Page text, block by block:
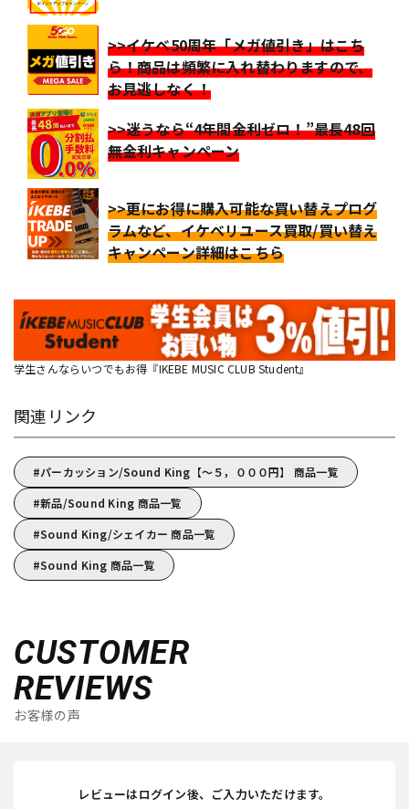
>>イケベ50周年「メガ値引き」はこち
ら！商品は頻繁に入れ替わりますので、
お見逃しなく！
>>迷うなら“4年間金利ゼロ！”最長48回
無金利キャンペーン
>>更にお得に購入可能な買い替えプログ
ラムなど、イケベリユース買取/買い替え
キャンペーン詳細はこちら
学生さんならいつでもお得『IKEBE MUSIC CLUB Student』
関連リンク
パーカッション/Sound King【～５，０００円】 商品一覧
新品/Sound King 商品一覧
Sound King/シェイカー 商品一覧
Sound King 商品一覧
CUSTOMER
REVIEWS
お客様の声
レビューはログイン後、ご入力いただけます。